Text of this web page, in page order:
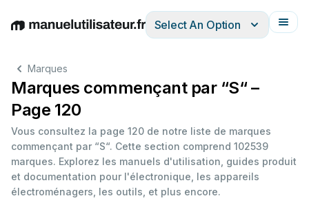
EnglishDeutschEspañolItalianoFrançais
Select An Option
Marques
Marques commençant par “S“ –
Page 120
Vous consultez la page 120 de notre liste de marques
commençant par “S“. Cette section comprend 102539
marques. Explorez les manuels d'utilisation, guides produit
et documentation pour l'électronique, les appareils
électroménagers, les outils, et plus encore.